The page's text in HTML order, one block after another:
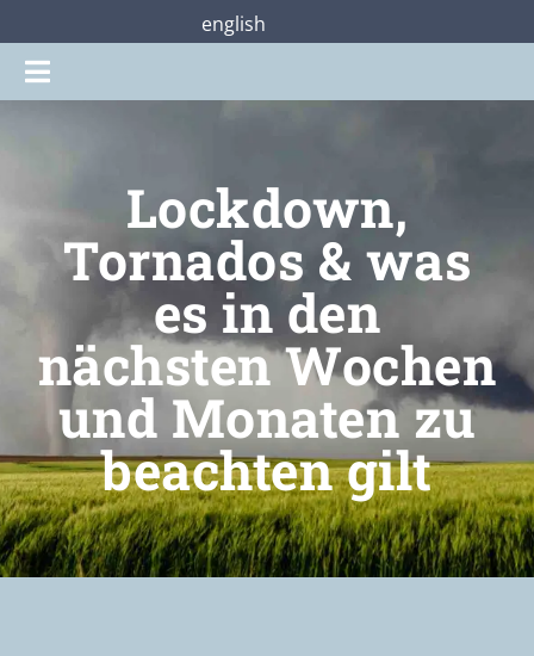
Inhalt
springen
english
Toggle
Praterstraße28
Mitmachen
Über uns
Shop
Jetzt unterstützen
Lockdown,
Tornados & was
es in den
nächsten Wochen
und Monaten zu
beachten gilt